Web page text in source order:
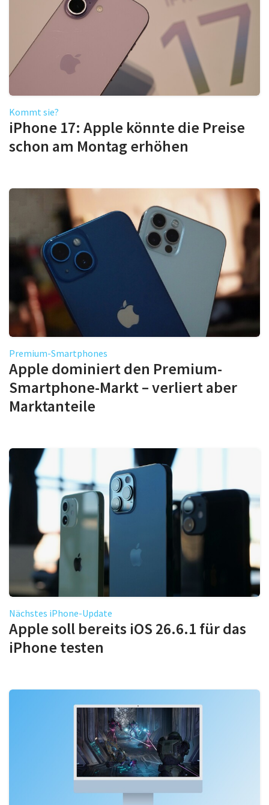
Kommt sie?
iPhone 17: Apple könnte die Preise
schon am Montag erhöhen
Premium-Smartphones
Apple dominiert den Premium-
Smartphone-Markt – verliert aber
Marktanteile
Nächstes iPhone-Update
Apple soll bereits iOS 26.6.1 für das
iPhone testen